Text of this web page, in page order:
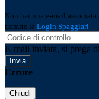
Non hai una e-mail
tramite la Login Spaggiari
E-mail inviata, si prega
Errore
Chiudi